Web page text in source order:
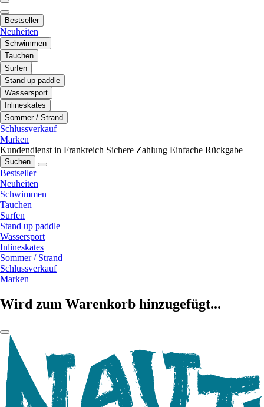
Bestseller
Neuheiten
Schwimmen
Tauchen
Surfen
Stand up paddle
Wassersport
Inlineskates
Sommer / Strand
Schlussverkauf
Marken
Kundendienst in Frankreich Sichere Zahlung Einfache Rückgabe
Suchen
Bestseller
Neuheiten
Schwimmen
Tauchen
Surfen
Stand up paddle
Wassersport
Inlineskates
Sommer / Strand
Schlussverkauf
Marken
Wird zum Warenkorb hinzugefügt...